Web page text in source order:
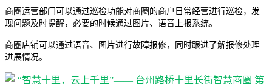
商圈运营部门可以通过巡检功能对商圈的商户日常经营进行巡检，发
现问题及时提醒，必要的时候通过图片、语音上报系统。
商圈店铺可以通过语音、图片进行故障报修，同时跟进了解报修处理
进展情况。